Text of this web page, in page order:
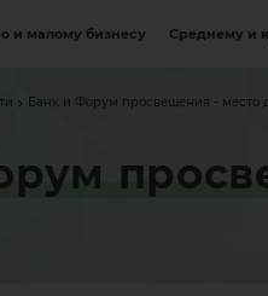
и малому бизнесу Среднему и
Банк и Форум просвещения - место